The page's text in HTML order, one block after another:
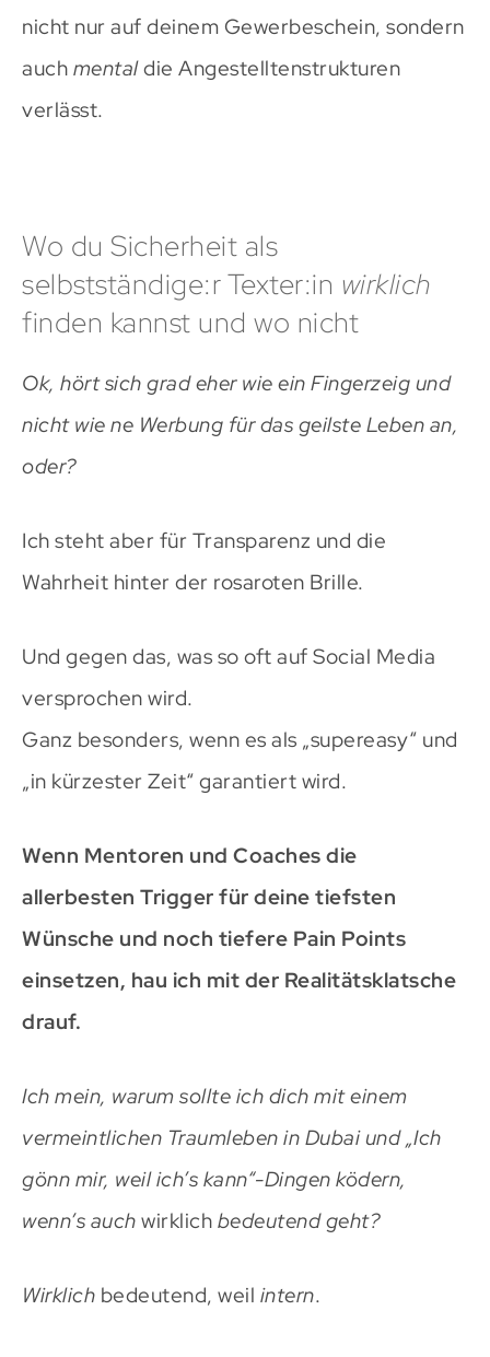
nicht nur auf deinem Gewerbeschein, sondern
auch mentaldie Angestelltenstrukturen
verlässt.
Wo du Sicherheit als
selbstständige:r Texter:in wirklich
finden kannst und wo nicht
Ok, hört sich grad eher wie ein Fingerzeig und
nicht wie ne Werbung für das geilste Leben an,
oder?
Ich steht aber für Transparenz und die
Wahrheit hinter der rosaroten Brille.
Und gegen das, was so oft auf Social Media
versprochen wird.
Ganz besonders, wenn es als „supereasy“ und
„in kürzester Zeit“ garantiert wird.
Wenn Mentoren und Coaches die
allerbesten Trigger für deine tiefsten
Wünsche und noch tiefere Pain Points
einsetzen, hau ich mit der Realitätsklatsche
drauf.
Ich mein, warum sollte ich dich mit einem
vermeintlichen Traumleben in Dubai und „Ich
gönn mir, weil ich’s kann“-Dingen ködern,
wenn’s auch wirklich bedeutend geht?
Wirklich bedeutend, weil intern.